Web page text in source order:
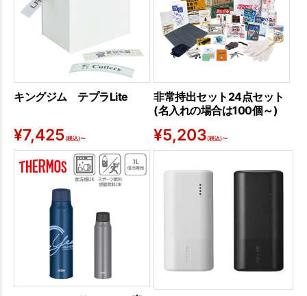
キングジム テプラLite
¥7,425(税込)〜
非常持出セット24点セット
(名入れの場合は100個～)
¥5,203(税込)〜